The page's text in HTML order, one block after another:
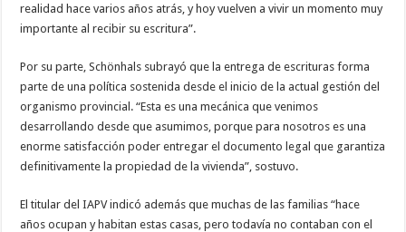
realidad hace varios años atrás, y hoy vuelven a vivir un momento muy
importante al recibir su escritura”.
Por su parte, Schönhals subrayó que la entrega de escrituras forma
parte de una política sostenida desde el inicio de la actual gestión del
organismo provincial. “Esta es una mecánica que venimos
desarrollando desde que asumimos, porque para nosotros es una
enorme satisfacción poder entregar el documento legal que garantiza
definitivamente la propiedad de la vivienda”, sostuvo.
El titular del IAPV indicó además que muchas de las familias “hace
años ocupan y habitan estas casas, pero todavía no contaban con el